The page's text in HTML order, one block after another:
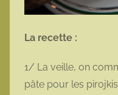
La recette :
1/ La veille, on
pâte pour les